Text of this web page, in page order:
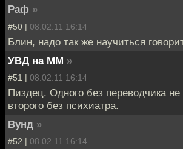
Раф »
#50 | 08.02.11 16:14
Блин, надо так же научиться
УВД на ММ »
#51 | 08.02.11 16:14
Пиздец. Одного без переводчика
второго без психиатра.
Вунд »
#52 | 08.02.11 16:14